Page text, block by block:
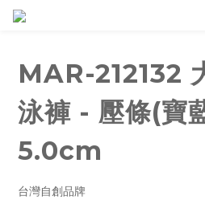
MAR-212132
泳褲 - 壓條(寶
5.0cm
台灣自創品牌